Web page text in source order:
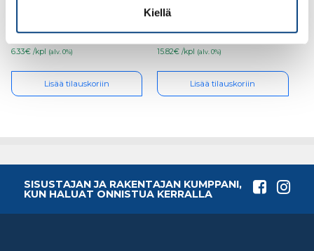
Kiellä
6.33€ /kpl (alv. 0%)
Lisää tilauskoriin
15.82€ /kpl (alv. 0%)
Lisää tilauskoriin
SISUSTAJAN JA RAKENTAJAN KUMPPANI,
KUN HALUAT ONNISTUA KERRALLA